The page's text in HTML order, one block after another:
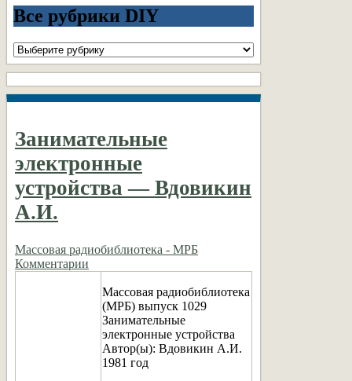
Все рубрики DIY
Все
рубрики
DIY
Занимательные
электронные
устройства — Вдовикин
А.И.
Массовая радиобиблиотека - МРБ
Комментарии
Массовая радиобиблиотека
(МРБ) выпуск 1029
Занимательные
электронные устройства
Автор(ы): Вдовикин А.И.
1981 год